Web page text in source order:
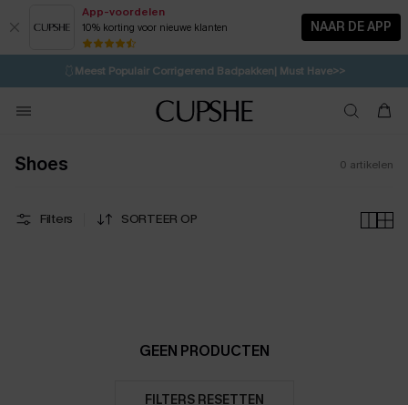
App-voordelen
10% korting voor nieuwe klanten NAAR DE APP
⚡️LAATSTE KANS | Tot 50% korting>>
🩱Meest Populair Corrigerend Badpakken| Must Have>>
💌Abonneer je & ontvang tot 15% korting>>
Koop 3, krijg 15% korting | CODE: SW15
Shoes 0 artikelen
Filters SORTEER OP
GEEN PRODUCTEN
FILTERS RESETTEN